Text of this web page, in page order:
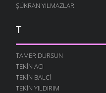
ŞÜKRAN YILMAZLAR
T
TAMER DURSUN
TEKIN ACI
TEKIN BALCI
TEKIN YILDIRIM